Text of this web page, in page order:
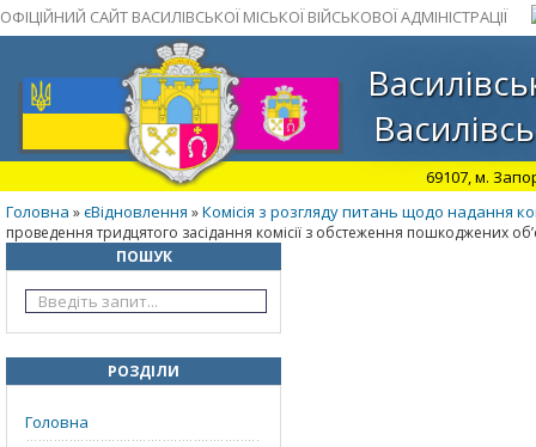
ОФІЦІЙНИЙ САЙТ ВАСИЛІВСЬКОЇ МІСЬКОЇ ВІЙСЬКОВОЇ АДМІНІСТРАЦІЇ
69107, м.
Головна »єВідновлення »Комісія з розгляду питань щодо надання
проведення тридцятого засідання комісії з обстеження пошкоджених
ПОШУК
РОЗДІЛИ
Головна